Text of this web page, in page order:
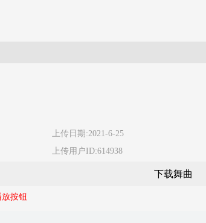
上传日期:2021-6-25
上传用户ID:614938
下载舞曲
按钮